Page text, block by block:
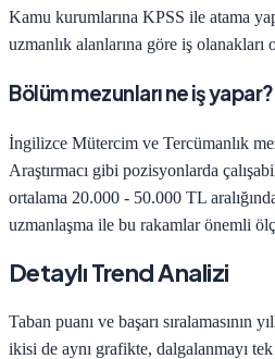
Kamu kurumlarına KPSS ile atama
uzmanlık alanlarına göre iş olanakları
Bölüm mezunları ne iş yapar?
İngilizce Mütercim ve Tercümanlık
Araştırmacı gibi pozisyonlarda
ortalama 20.000 - 50.000 TL
uzmanlaşma ile bu rakamlar önemli
Detaylı Trend Analizi
Taban puanı ve başarı sıralamasının
ikisi de aynı grafikte, dalgalanmayı